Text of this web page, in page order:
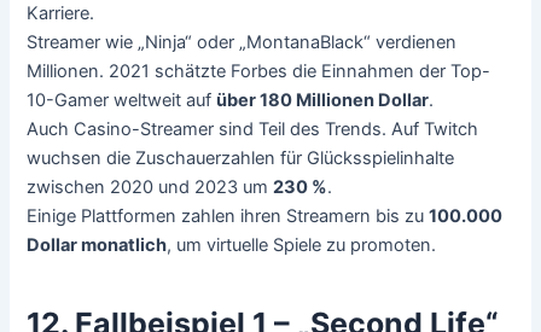
Karriere.
Streamer wie „Ninja“ oder „MontanaBlack“ verdienen
Millionen. 2021 schätzte Forbes die Einnahmen der Top-
10-Gamer weltweit aufüber 180 Millionen Dollar.
Auch Casino-Streamer sind Teil des Trends. Auf Twitch
wuchsen die Zuschauerzahlen für Glücksspielinhalte
zwischen 2020 und 2023 um230 %.
Einige Plattformen zahlen ihren Streamern bis zu100.000
Dollar monatlich, um virtuelle Spiele zu promoten.
12. Fallbeispiel 1 – „Second Life“